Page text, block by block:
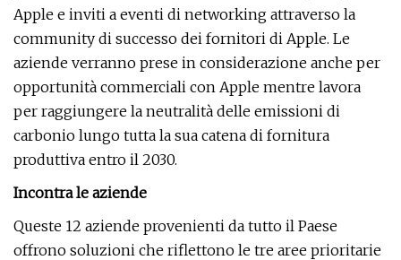
Apple e inviti a eventi di networking attraverso la
community di successo dei fornitori di Apple. Le
aziende verranno prese in considerazione anche per
opportunità commerciali con Apple mentre lavora
per raggiungere la neutralità delle emissioni di
carbonio lungo tutta la sua catena di fornitura
produttiva entro il 2030.
Incontra le aziende
Queste 12 aziende provenienti da tutto il Paese
offrono soluzioni che riflettono le tre aree prioritarie